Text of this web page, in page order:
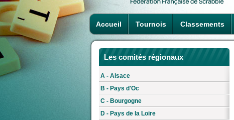
Accueil Tournois Classements
Les comités régionaux
A - Alsace
B - Pays d'Oc
C - Bourgogne
D - Pays de la Loire